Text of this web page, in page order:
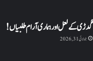
گُدڑی کے لعل اور ہماری آرام طلبیاں!
جولائی 31, 2026